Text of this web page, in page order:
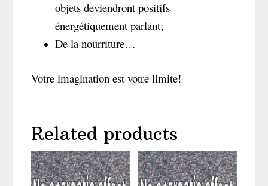
objets deviendront positifs
énergétiquement parlant;
De la nourriture…
Votre imagination est votre limite!
Related products